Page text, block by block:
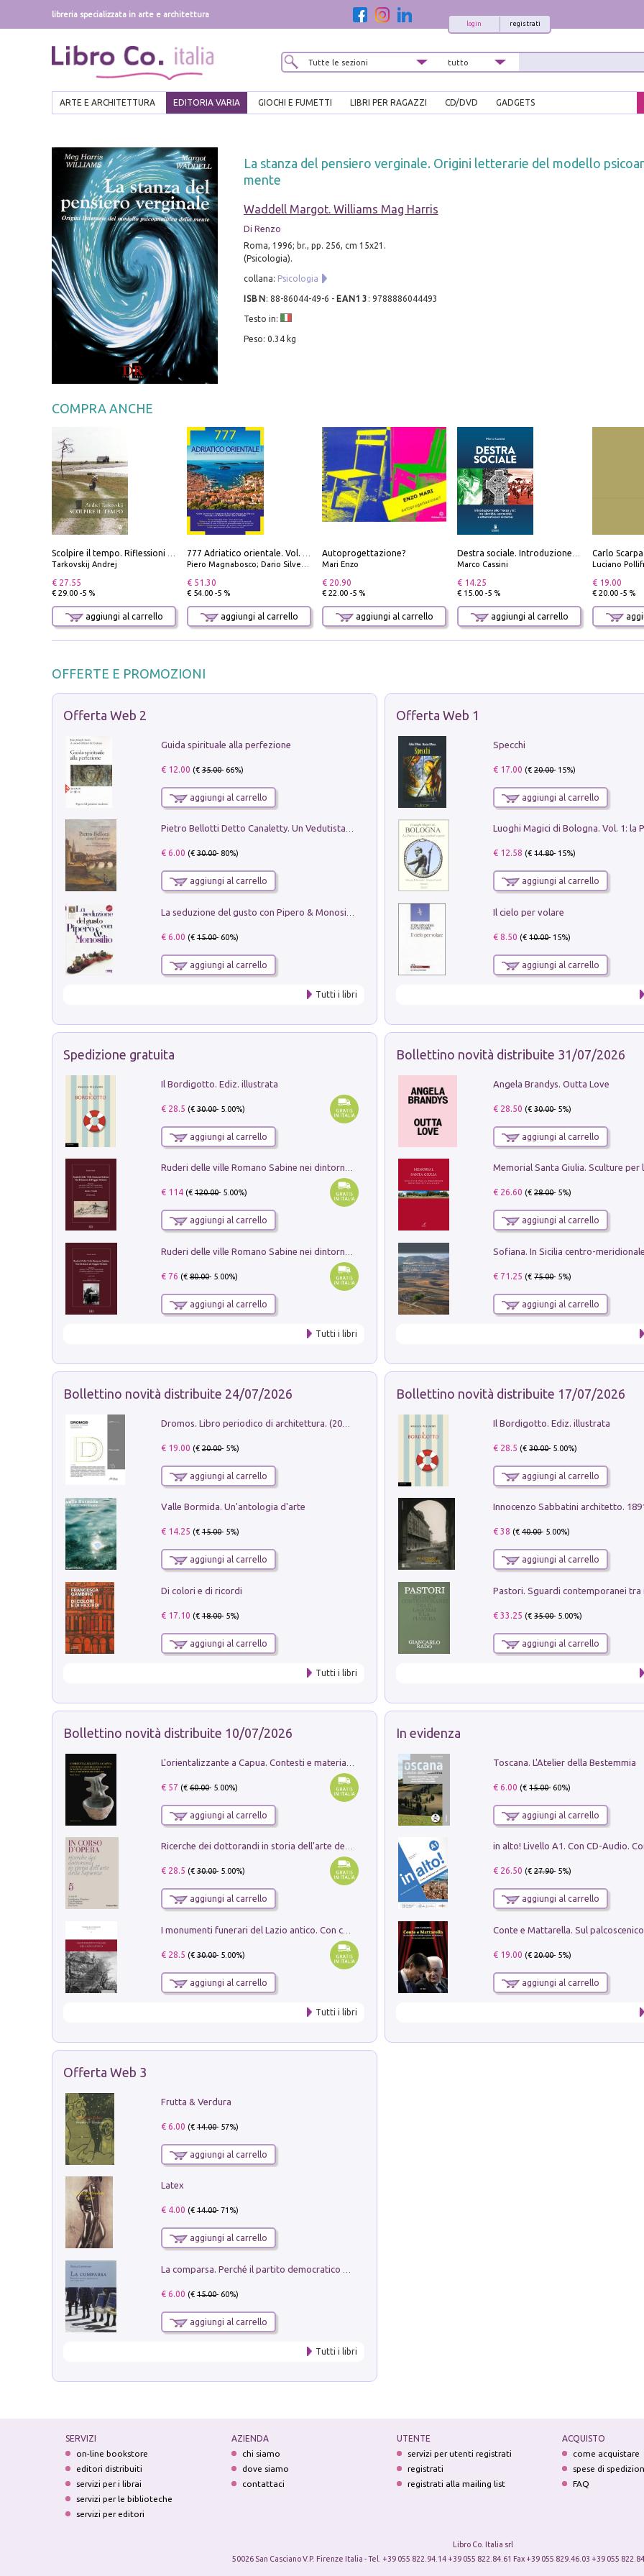
libreria specializzata in arte e architettura
registrati
login
ARTE E ARCHITETTURA EDITORIA VARIA GIOCHI E FUMETTI LIBRI PER RAGAZZI CD/DVD GADGETS
La stanza del pensiero verginale. Origini letterarie del modello
mente
Waddell Margot. Williams Mag Harris
Di Renzo
Roma, 1996; br., pp. 256, cm 15x21.
(Psicologia).
collana: Psicologia
ISBN : 88-86044-49-6 - EAN13 : 9788886044493
Testo in:
Peso: 0.34 kg
COMPRA ANCHE
Scolpire il tempo. Riflessioni sul cinema.
Tarkovskij Andrej
€ 27.55
€ 29.00 -5 %
aggiungi al carrello
777 Adriatico orientale. Vol. 2: Costa della Dalmazia da Zara a Molunat, Isole della Dalmazia Meridionale e Montenegro
Piero Magnabosco; Dario Silvestro; Marco Sbrizzi
€ 51.30
€ 54.00 -5 %
aggiungi al carrello
Autoprogettazione?
Mari Enzo
€ 20.90
€ 22.00 -5 %
aggiungi al carrello
Destra sociale. Introduzione alla «terza via», tra identità, comunità e alternativa al sistema
Marco Cassini
€ 14.25
€ 15.00 -5 %
aggiungi al carrello
Luciano
€ 19.00
€ 20.00 -5 %
OFFERTE E PROMOZIONI
Offerta Web 2
Guida spirituale alla perfezione
€ 12.00 (€35.00- 66%)
aggiungi al carrello
Pietro Bellotti Detto Canaletty. Un Vedutista Veneziano nella Francia dell'Ancien Régime
€ 6.00 (€30.00- 80%)
aggiungi al carrello
€ 6.00 (€15.00- 60%)
aggiungi al carrello
Tutti i libri
Offerta Web 1
Specchi
€ 17.00 (€20.00- 15%)
aggiungi al carrello
€ 12.58 (€14.80- 15%)
aggiungi al carrello
Il cielo per volare
€ 8.50 (€10.00- 15%)
aggiungi al carrello
Spedizione gratuita
Il Bordigotto. Ediz. illustrata
€ 28.5 (€30.00- 5.00%)
aggiungi al carrello
Ruderi delle ville Romano Sabine nei dintorni di Poggio Mirteto. Illustrati dal dott.re prof.re cav.re Ercole Nardi regio ispettore degli scavi e monumenti. Anno 1885. Tavole e studio. Con 25 tavole fuori testo in cartella editoriale
€ 114(€120.00- 5.00%)
aggiungi al carrello
€ 76 (€80.00- 5.00%)
aggiungi al carrello
Tutti i libri
Bollettino novità distribuite 31/07/2026
Angela Brandys. Outta Love
€ 28.50 (€30.00- 5%)
aggiungi al carrello
€ 26.60 (€28.00- 5%)
aggiungi al carrello
€ 71.25 (€75.00- 5%)
aggiungi al carrello
Bollettino novità distribuite 24/07/2026
Dromos. Libro periodico di architettura. (2026). Vol. 15: Post-model
€ 19.00 (€20.00- 5%)
aggiungi al carrello
Valle Bormida. Un'antologia d'arte
€ 14.25 (€15.00- 5%)
aggiungi al carrello
Di colori e di ricordi
€ 17.10 (€18.00- 5%)
aggiungi al carrello
Tutti i libri
Bollettino novità distribuite 17/07/2026
Il Bordigotto. Ediz. illustrata
€ 28.5 (€30.00- 5.00%)
aggiungi al carrello
Innocenzo Sabbatini architetto.
€ 38 (€40.00- 5.00%)
aggiungi al carrello
€ 33.25 (€35.00- 5.00%)
aggiungi al carrello
Bollettino novità distribuite 10/07/2026
€ 57 (€60.00- 5.00%)
aggiungi al carrello
Ricerche dei dottorandi in storia dell'arte della Sapienza
€ 28.5 (€30.00- 5.00%)
aggiungi al carrello
I monumenti funerari del Lazio antico. Con cartella con tavole
€ 28.5 (€30.00- 5.00%)
aggiungi al carrello
Tutti i libri
In evidenza
Toscana. L'Atelier della Bestemmia
€ 6.00 (€15.00- 60%)
aggiungi al carrello
€ 26.50 (€27.90- 5%)
aggiungi al carrello
€ 19.00 (€20.00- 5%)
aggiungi al carrello
Offerta Web 3
Frutta & Verdura
€ 6.00 (€14.00- 57%)
aggiungi al carrello
Latex
€ 4.00 (€14.00- 71%)
aggiungi al carrello
€ 6.00 (€15.00- 60%)
aggiungi al carrello
Tutti i libri
SERVIZI
on-line bookstore
editori distribuiti
servizi per i librai
servizi per le biblioteche
servizi per editori
AZIENDA
chi siamo
dove siamo
contattaci
UTENTE
servizi per utenti registrati
registrati
registrati alla mailing list
ACQUISTO
come acquistare
spese di
FAQ
Libro Co. Italia srl
50026 San Casciano V.P. Firenze Italia - Tel. +39 055 822.94.14 +39 055 822.84.61 Fax +39 055 829.46.03 +39 055